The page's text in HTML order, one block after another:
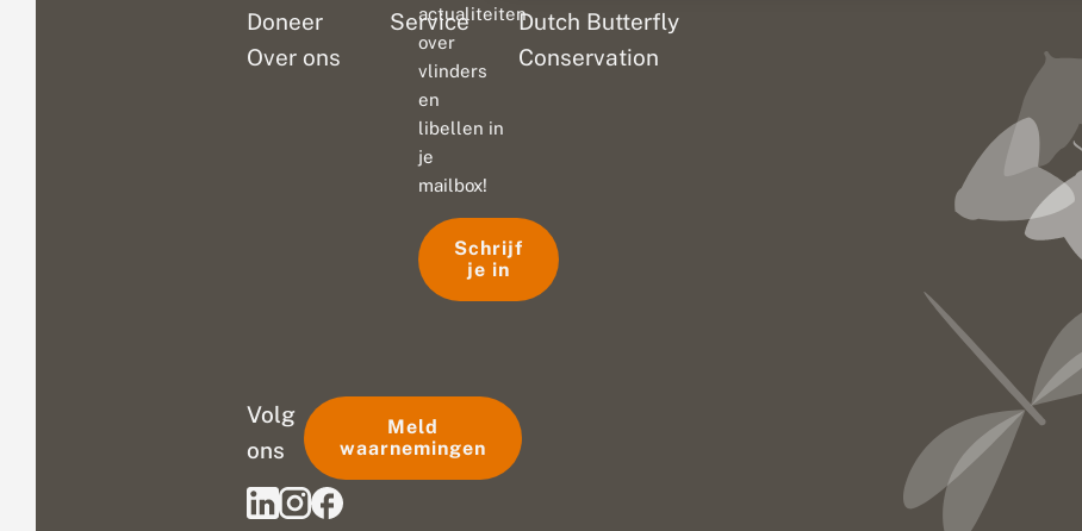
Doneer
Over ons
Service
Dutch Butterfly
Conservation
actualiteiten
over
vlinders
en
libellen in
je
mailbox!
Schrijf
je in
Volg
ons
Meld
waarnemingen